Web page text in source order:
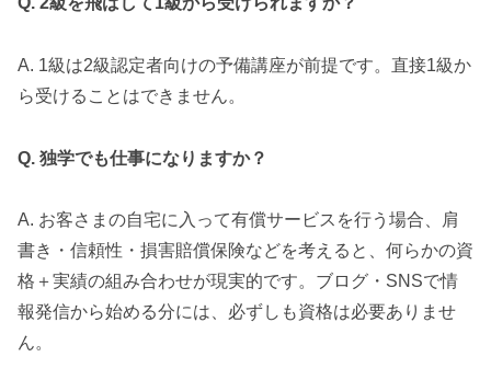
A. 1級は2級認定者向けの予備講座が前提です。直接1級か
ら受けることはできません。
Q. 独学でも仕事になりますか？
A. お客さまの自宅に入って有償サービスを行う場合、肩
書き・信頼性・損害賠償保険などを考えると、何らかの資
格＋実績の組み合わせが現実的です。ブログ・SNSで情
報発信から始める分には、必ずしも資格は必要ありませ
ん。